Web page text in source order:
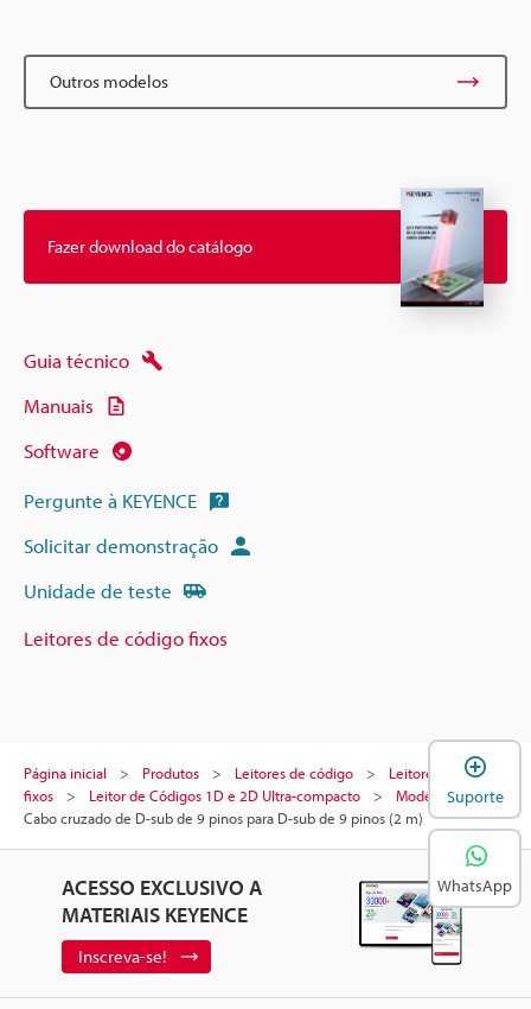
Outros modelos
Fazer download do catálogo
Guia técnico
Manuais
Software
Pergunte à KEYENCE
Solicitar demonstração
Unidade de teste
Leitores de código fixos
Página inicial Produtos Leitores de código
Leitores de código
fixos
Leitor de Códigos 1D e 2D Ultra-compacto
Modelos
Cabo cruzado de D-sub de 9 pinos para D-sub de 9 pinos (2 m)
ACESSO EXCLUSIVO A
MATERIAIS KEYENCE
Inscreva-se!
Suporte
WhatsApp